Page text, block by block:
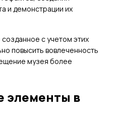
и демонстрации их
с учетом этих
повысить вовлеченность
музея более
элементы в